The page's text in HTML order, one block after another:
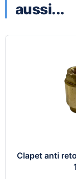
aussi...
Clapet anti